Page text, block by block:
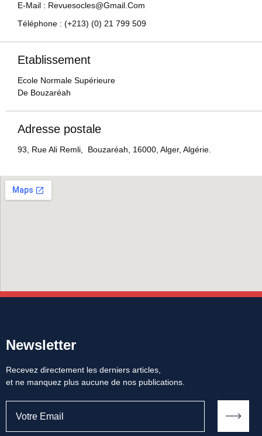
E-Mail : Revuesocles@gmail.com
Téléphone : (+213) (0) 21 799 509
Etablissement
Ecole Normale Supérieure
De Bouzaréah
Adresse postale
93, Rue Ali Remli, Bouzaréah, 16000, Alger, Algérie.
Newsletter
Recevez directement les derniers articles,
et ne manquez plus aucune de nos publications.